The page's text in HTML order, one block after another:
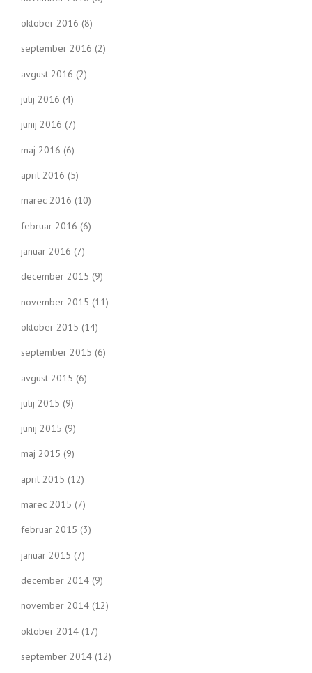
oktober 2016 (8)
september 2016 (2)
avgust 2016 (2)
julij 2016 (4)
junij 2016 (7)
maj 2016 (6)
april 2016 (5)
marec 2016 (10)
februar 2016 (6)
januar 2016 (7)
december 2015 (9)
november 2015 (11)
oktober 2015 (14)
september 2015 (6)
avgust 2015 (6)
julij 2015 (9)
junij 2015 (9)
maj 2015 (9)
april 2015 (12)
marec 2015 (7)
februar 2015 (3)
januar 2015 (7)
december 2014 (9)
november 2014 (12)
oktober 2014 (17)
september 2014 (12)